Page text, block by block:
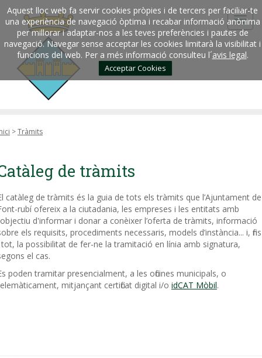
Aquest lloc web fa servir cookies pròpies i de tercers per faciliar-te
una experiència de navegació òptima i recabar informació anònima
per millorar i adaptar-nos a les teves preferències i pautes de
navegació. Navegar sense acceptar les cookies limitarà la visibilitat i
funcions del web. Per a més informació consulteu l´avis legal.
Acceptar Cookies
>Tràmits
de tràmits
catàleg de tràmits és la guia de tots els tràmits que l’Ajuntament de
rubí ofereix a la ciutadania, les empreses i les entitats amb
d'informar i donar a conèixer l’oferta de tràmits, informació
els requisits, procediments necessaris, models d’instància... i, fins
la possibilitat de fer-ne la tramitació en línia amb signatura,
el cas.
poden tramitar presencialment, a les oficines municipals, o
mitjançant certificat digital i/o idCAT Mòbil.